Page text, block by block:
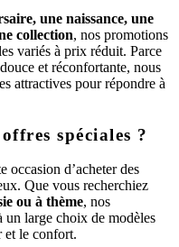
une naissance, une
collection, nos promotions
variés à prix réduit. Parce
et réconfortante, nous
attractives pour répondre à
spéciales ?
occasion d’acheter des
Que vous recherchiez
ou à thème, nos
un large choix de modèles
et le confort.